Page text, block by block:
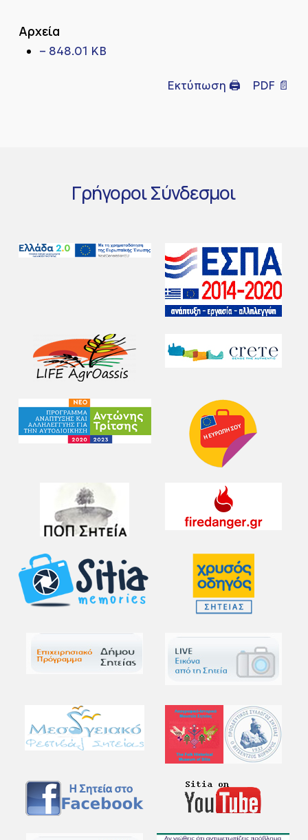
Αρχεία
– 848.01 KB
Εκτύπωση 🖨 PDF 📄
ΓρήγοροιΣύνδεσμοι